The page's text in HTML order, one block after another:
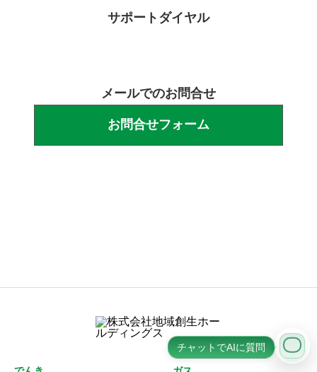
サポートダイヤル
メールでのお問合せ
お問合せフォーム
チャットでAIに質問